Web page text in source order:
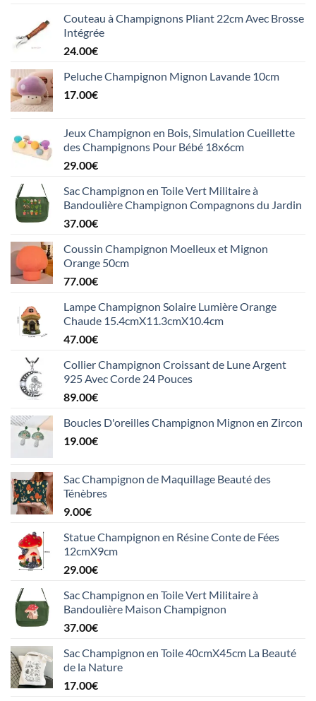
Couteau à Champignons Pliant 22cm Avec Brosse
Intégrée
24.00€
Peluche Champignon Mignon Lavande 10cm
17.00€
Jeux Champignon en Bois, Simulation Cueillette
des Champignons Pour Bébé 18x6cm
29.00€
Sac Champignon en Toile Vert Militaire à
Bandoulière Champignon Compagnons du Jardin
37.00€
Coussin Champignon Moelleux et Mignon
Orange 50cm
77.00€
Lampe Champignon Solaire Lumière Orange
Chaude 15.4cmX11.3cmX10.4cm
47.00€
Collier Champignon Croissant de Lune Argent
925 Avec Corde 24 Pouces
89.00€
Boucles D'oreilles Champignon Mignon en Zircon
19.00€
Sac Champignon de Maquillage Beauté des
Ténèbres
9.00€
Statue Champignon en Résine Conte de Fées
12cmX9cm
29.00€
Sac Champignon en Toile Vert Militaire à
Bandoulière Maison Champignon
37.00€
Sac Champignon en Toile 40cmX45cm La Beauté
de la Nature
17.00€